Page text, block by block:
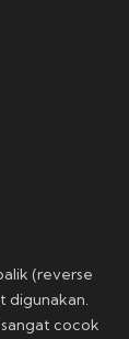
(reverse
digunakan.
cocok